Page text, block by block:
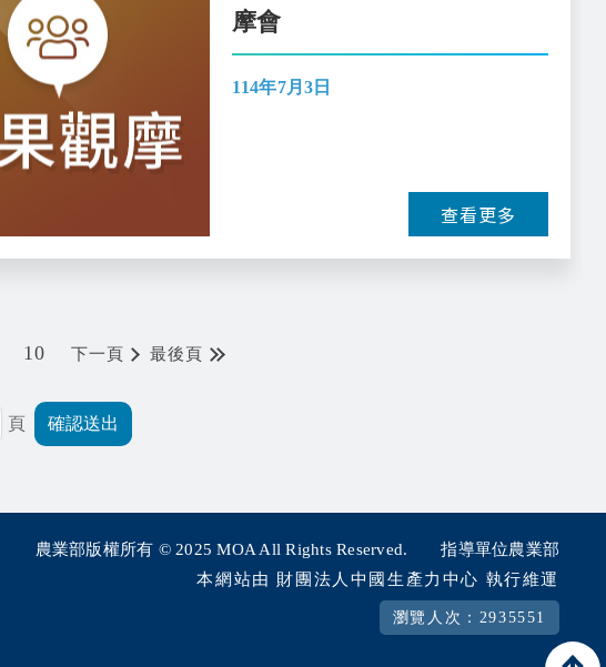
摩會
114年7月3日
查看更多
10 下一頁 最後頁
頁
農業部版權所有 © 2025MOA All Rights Reserved.
指導單位農業部
本網站由 財團法人中國生產力中心 執行維運
瀏覽人次：2935551